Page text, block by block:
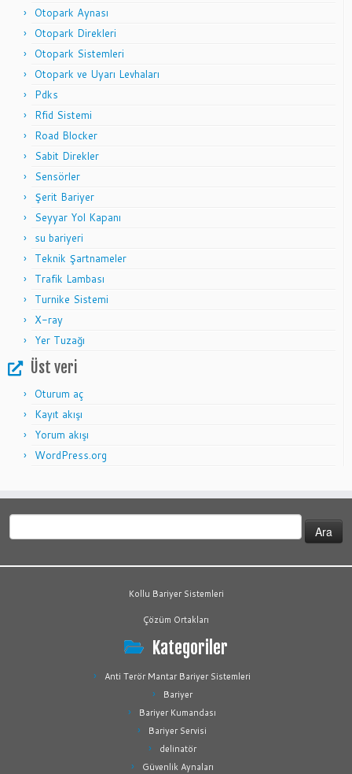
Otopark Aynası
Otopark Direkleri
Otopark Sistemleri
Otopark ve Uyarı Levhaları
Pdks
Rfid Sistemi
Road Blocker
Sabit Direkler
Sensörler
Şerit Bariyer
Seyyar Yol Kapanı
su bariyeri
Teknik Şartnameler
Trafik Lambası
Turnike Sistemi
X-ray
Yer Tuzağı
Üst veri
Oturum aç
Kayıt akışı
Yorum akışı
WordPress.org
Kollu Bariyer Sistemleri
Çözüm Ortakları
Kategoriler
Anti Terör Mantar Bariyer Sistemleri
Bariyer
Bariyer Kumandası
Bariyer Servisi
delinatör
Güvenlik Aynaları